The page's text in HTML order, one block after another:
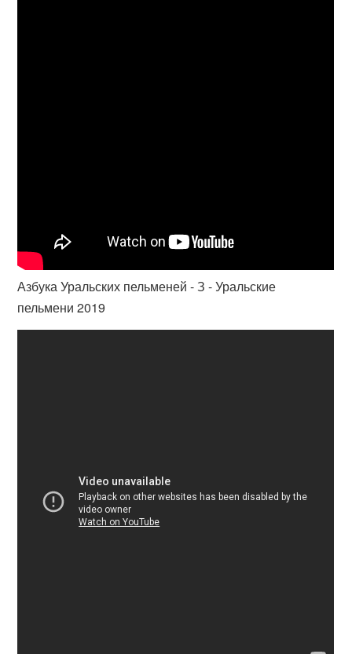
Азбука Уральских пельменей - З - Уральские
пельмени 2019